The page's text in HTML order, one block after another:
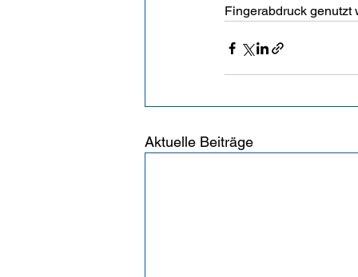
Fingerabdruck genutzt
Aktuelle Beiträge